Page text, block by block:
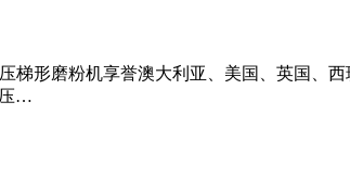
梯形磨粉机享誉澳大利亚、美国、英国、
压…